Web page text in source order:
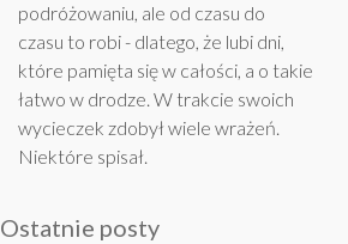
podróżowaniu, ale od czasu do
czasu to robi - dlatego, że lubi dni,
które pamięta się w całości, a o takie
łatwo w drodze. W trakcie swoich
wycieczek zdobył wiele wrażeń.
Niektóre spisał.
Ostatnie posty